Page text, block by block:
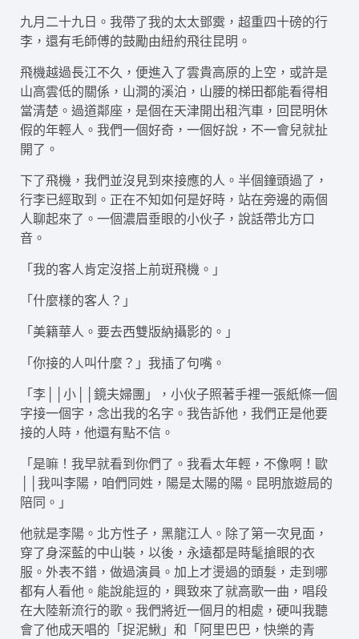
九月二十九日。我帶了我的太太鄧霙，超重四十磅的行
李，還有毛師傅的鼓勵由紐約飛往昆明。
飛機越過長江不久，便進入了雲貴高原的上空，或許是
山高雲低的關係，山澗的溪泊，山腰的梯田都能看得相
當清楚。過道鄰座，是個在天津開出租汽車，回昆明休
假的年輕人。我們一個好奇，一個好說，不一會兒就扯
開了。
下了飛機，我們並沒見到來接應的人。半個鐘頭過了，
行李已經取到。正在不知如何是好時，站在旁邊的兩個
人聊起來了。一個濃眉垂眼的小伙子，說話帶北方口
音。
「我的客人肯定沒搭上前斑飛機。」
「什麼樣的客人？」
「美籍華人。要去西雙版納攝影的。」
「你接的人叫什麼？」我插了句嘴。
「李││小││鏡夫婦團」，小伙子照著手裡一張紙條一個
字接一個字，念出我的名字。我告訴他，我們正是他要
接的人時，他還有點不信。
「是嘛！我早就看到你們了。我看太年輕，不像啊！歐
││我叫李陽，咱們同姓，陽是太陽的陽。昆明旅遊局的
陪同。」
他就是李陽。北方性子，黑龍江人。除了第一次見面，
穿了身深藍的中山裝，以後，永遠都是時髦搶眼的衣
服。外表不錯，做過演員。加上才燙過的頭髮，走到哪
都有人看他。能說能逗的，興致來了就高歌一曲，唱段
在大陸新流行的歌。我們將近一個月的相處，硬叫我聽
會了他成天唱的「捉泥鰍」和「阿里巴巴，快樂的青